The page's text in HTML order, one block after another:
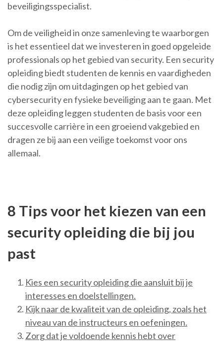
beveiligingsspecialist.
Om de veiligheid in onze samenleving te waarborgen
is het essentieel dat we investeren in goed opgeleide
professionals op het gebied van security. Een security
opleiding biedt studenten de kennis en vaardigheden
die nodig zijn om uitdagingen op het gebied van
cybersecurity en fysieke beveiliging aan te gaan. Met
deze opleiding leggen studenten de basis voor een
succesvolle carrière in een groeiend vakgebied en
dragen ze bij aan een veilige toekomst voor ons
allemaal.
8 Tips voor het kiezen van een
security opleiding die bij jou
past
Kies een security opleiding die aansluit bij je
interesses en doelstellingen.
Kijk naar de kwaliteit van de opleiding, zoals het
niveau van de instructeurs en oefeningen.
Zorg dat je voldoende kennis hebt over